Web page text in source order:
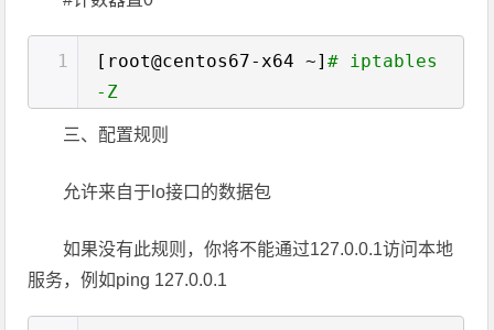
1 [root@centos67-x64 ~]# iptables
-Z
三、配置规则
允许来自于lo接口的数据包
如果没有此规则，你将不能通过127.0.0.1访问本地
服务，例如ping 127.0.0.1